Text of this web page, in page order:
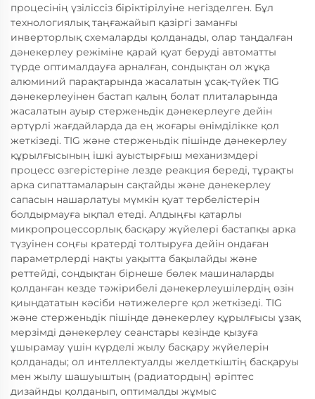
процесінің үзіліссіз біріктірілуіне негізделген. Бұл
технологиялық таңғажайып қазіргі заманғы
инверторлық схемаларды қолданады, олар таңдалған
дәнекерлеу режіміне қарай қуат беруді автоматты
түрде оптималдауға арналған, сондықтан ол жұқа
алюминий парақтарында жасалатын ұсақ-түйек TIG
дәнекерлеуінен бастап қалың болат плиталарында
жасалатын ауыр стерженьдік дәнекерлеуге дейін
әртүрлі жағдайларда да ең жоғары өнімділікке қол
жеткізеді. TIG және стерженьдік пішінде дәнекерлеу
құрылғысының ішкі ауыстырғыш механизмдері
процесс өзгерістеріне лезде реакция береді, тұрақты
арка сипаттамаларын сақтайды және дәнекерлеу
сапасын нашарлатуы мүмкін қуат тербелістерін
болдырмауға ықпал етеді. Алдыңғы қатарлы
микропроцессорлық басқару жүйелері бастапқы арка
түзуінен соңғы кратерді толтыруға дейін ондаған
параметрлерді нақты уақытта бақылайды және
реттейді, сондықтан бірнеше бөлек машиналарды
қолданған кезде тәжірибелі дәнекерлеушілердің өзін
қиындататын кәсіби нәтижелерге қол жеткізеді. TIG
және стерженьдік пішінде дәнекерлеу құрылғысы ұзақ
мерзімді дәнекерлеу сеанстары кезінде қызуға
ұшырамау үшін күрделі жылу басқару жүйелерін
қолданады; ол интеллектуалды желдеткіштің басқаруы
мен жылу шашуыштың (радиатордың) әріптес
дизайнды қолданып, оптималды жұмыс